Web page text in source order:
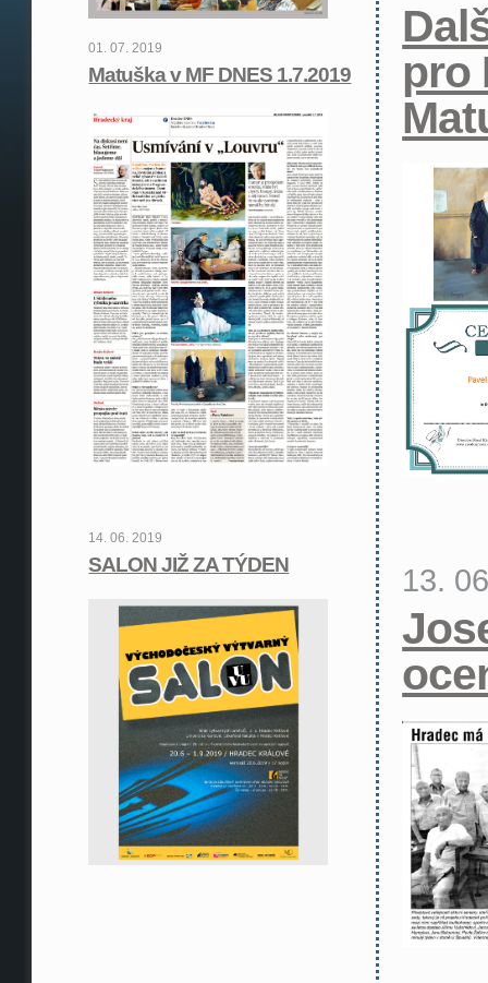
01. 07. 2019
Matuška v MF DNES 1.7.2019
14. 06. 2019
SALON JIŽ ZA TÝDEN
pro
13.